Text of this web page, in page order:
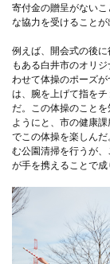
寄付金の贈呈がない
な協力を受けることが
例えば、開会式の後
もある白井市のオリ
わせて体操のポーズ
は、腕を上げて指を
だ。この体操のこと
ようにと、市の健康
でこの体操を楽しん
む公園清掃を行うが
が手を携えることで成